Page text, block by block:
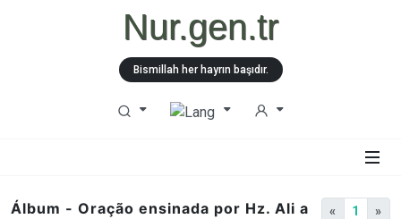
Nur.gen.tr
Bismillah her hayrın başıdır.
Álbum - Oração ensinada por Hz. Ali a
« 1 »